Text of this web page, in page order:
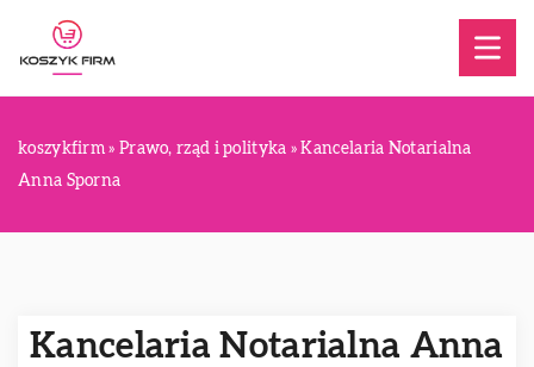
koszykfirm » Prawo, rząd i polityka »Kancelaria Notarialna
Anna Sporna
Kancelaria Notarialna Anna